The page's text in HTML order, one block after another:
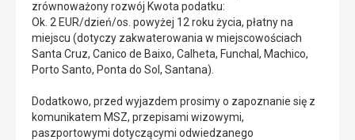
zrównoważony rozwój Kwota podatku:
Ok. 2 EUR/dzień/os. powyżej 12 roku życia, płatny na
miejscu (dotyczy zakwaterowania w miejscowościach
Santa Cruz, Canico de Baixo, Calheta, Funchal, Machico,
Porto Santo, Ponta do Sol, Santana).
Dodatkowo, przed wyjazdem prosimy o zapoznanie się z
komunikatem MSZ, przepisami wizowymi,
paszportowymi dotyczącymi odwiedzanego